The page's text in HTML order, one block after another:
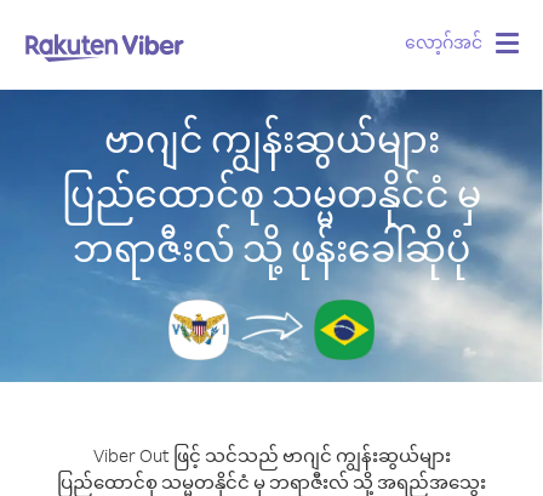
လော့ဂ်အင်
ဗာဂျင် ကျွန်းဆွယ်များ
ပြည်ထောင်စု သမ္မတနိုင်ငံ မှ
ဘရာဇီးလ် သို့ ဖုန်းခေါ်ဆိုပုံ
Viber Out ဖြင့် သင်သည် ဗာဂျင် ကျွန်းဆွယ်များ
ပြည်ထောင်စု သမ္မတနိုင်ငံ မှ ဘရာဇီးလ် သို့ အရည်အသွေး